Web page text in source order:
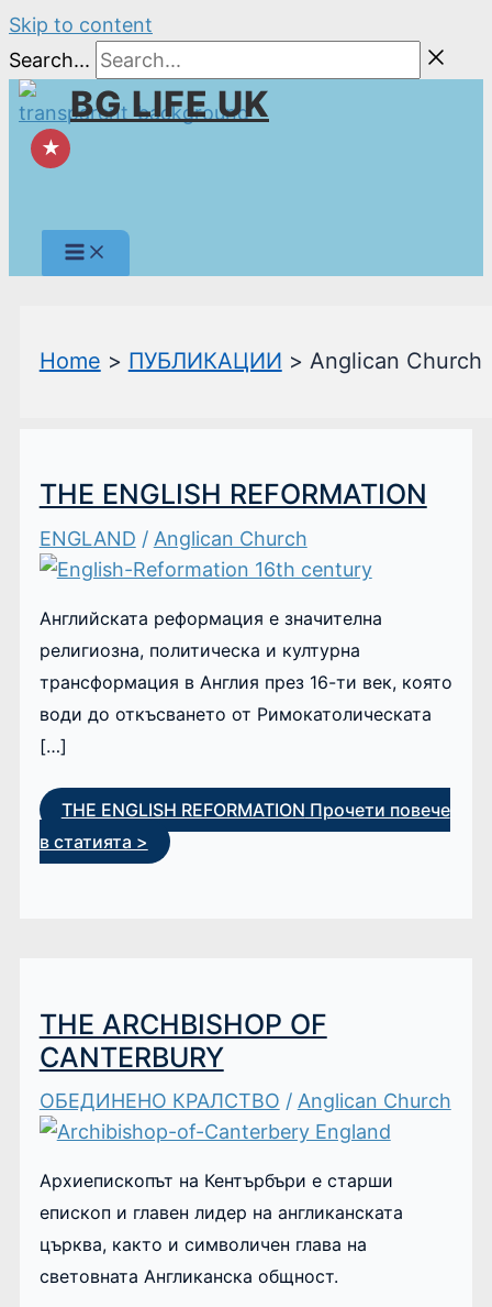
Skip to content
Search...
BG LIFE UK
★
Home ПУБЛИКАЦИИ Anglican Church
THE ENGLISH REFORMATION
ENGLAND / Anglican Church
Английската реформация е значителна
религиозна, политическа и културна
трансформация в Англия през 16-ти век, която
води до откъсването от Римокатолическата
[…]
THE ENGLISH REFORMATION Прочети повече
в статията >
THE ARCHBISHOP OF
CANTERBURY
ОБЕДИНЕНО КРАЛСТВО / Anglican Church
Архиепископът на Кентърбъри е старши
епископ и главен лидер на англиканската
църква, както и символичен глава на
световната Англиканска общност.